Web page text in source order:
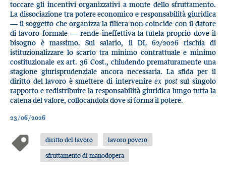
toccare gli incentivi organizzativi a monte dello sfruttamento.
La dissociazione tra potere economico e responsabilità giuridica
— il soggetto che organizza la filiera non coincide con il datore
di lavoro formale — rende ineffettiva la tutela proprio dove il
bisogno è massimo. Sul salario, il DL 62/2026 rischia di
istituzionalizzare lo scarto tra minimo contrattuale e minimo
costituzionale ex art. 36 Cost., chiudendo prematuramente una
stagione giurisprudenziale ancora necessaria. La sfida per il
diritto del lavoro è smettere di intervenireex postsul singolo
rapporto e redistribuire la responsabilità giuridica lungo tutta la
catena del valore, collocandola dove si forma il potere.
23/06/2026
diritto del lavoro
lavoro povero
sfruttamento di manodopera